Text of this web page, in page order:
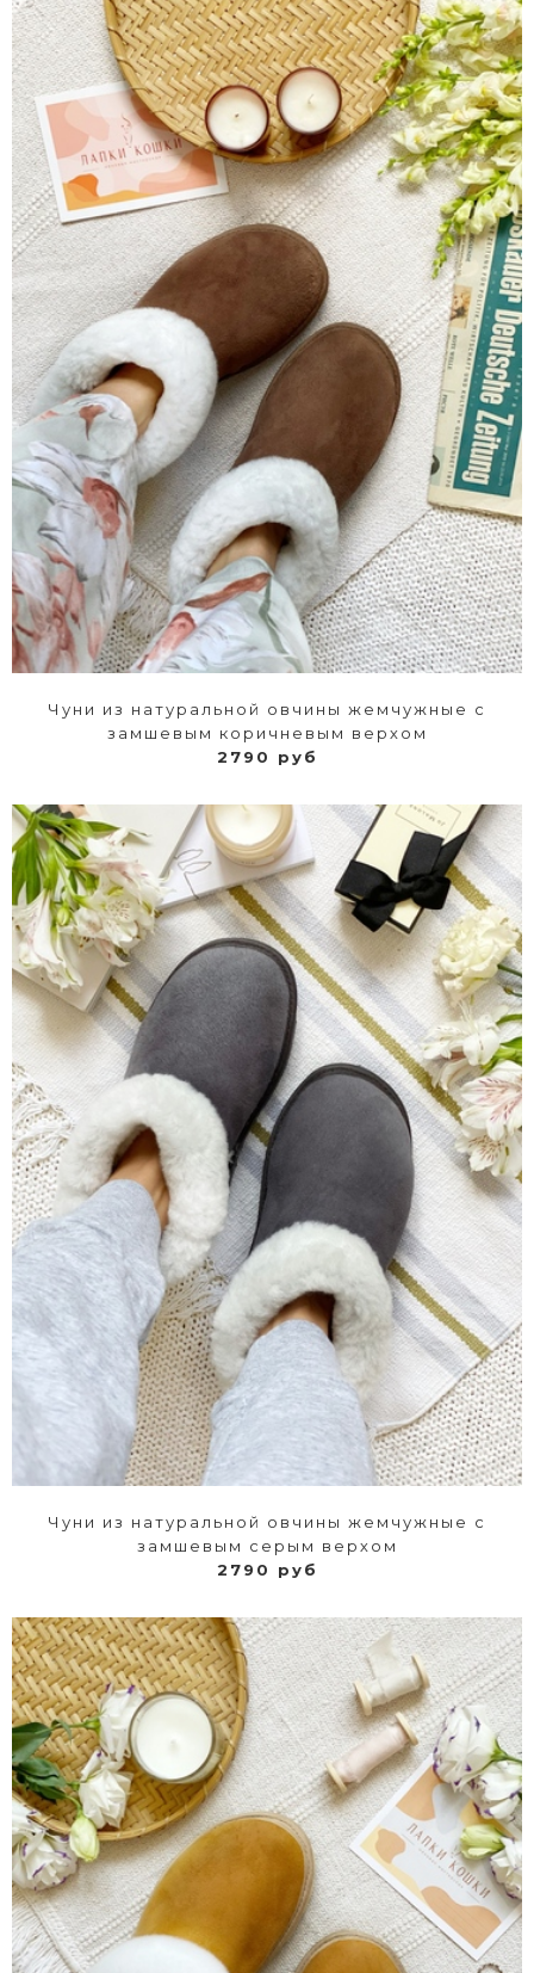
Чуни из натуральной овчины жемчужные с
замшевым коричневым верхом
2790 руб
Чуни из натуральной овчины жемчужные с
замшевым серым верхом
2790 руб